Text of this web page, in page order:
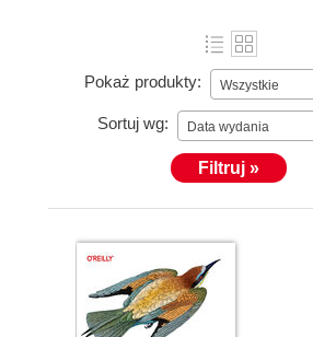
Pokaż produkty: Wszystkie
Sortuj wg: Data wydania
Filtruj »